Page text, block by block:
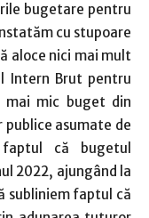
bugetare pentru
cu stupoare
aloce nici mai mult
Intern Brut pentru
mai mic buget din
asumate de
că bugetul
2022, ajungând la
subliniem faptul că